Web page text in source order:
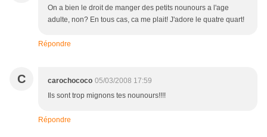
On a bien le droit de manger des petits nounours a l'age
adulte, non? En tous cas, ca me plait! J'adore le quatre quart!
Répondre
C carochococo 05/03/2008 17:59
Ils sont trop mignons tes nounours!!!!
Répondre